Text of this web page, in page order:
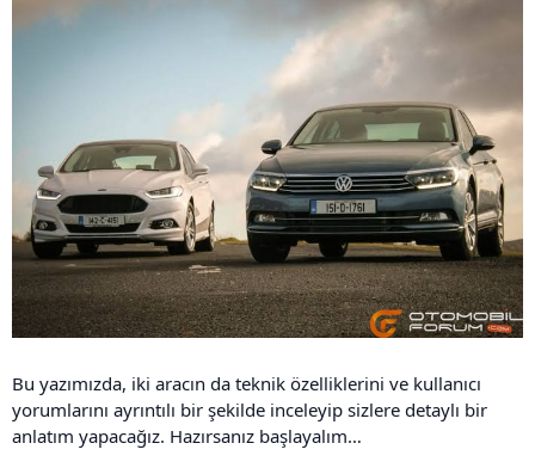
Bu yazımızda, iki aracın da teknik özelliklerini ve kullanıcı
yorumlarını ayrıntılı bir şekilde inceleyip sizlere detaylı bir
anlatım yapacağız. Hazırsanız başlayalım…